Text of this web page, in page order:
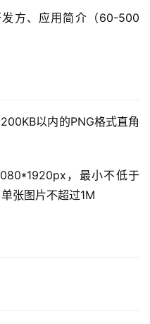
方、应用简介（60-500
以内的PNG格式直角
，最小不低于
张图片不超过1M